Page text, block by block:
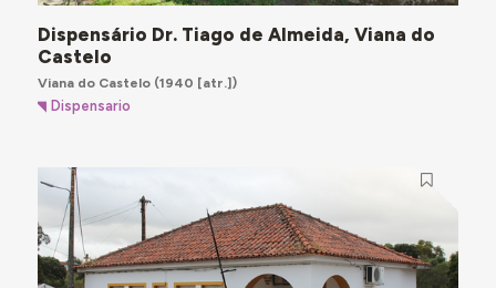
Dispensário Dr. Tiago de Almeida, Viana do
Castelo
Viana do Castelo(1940 [atr.])
Dispensario